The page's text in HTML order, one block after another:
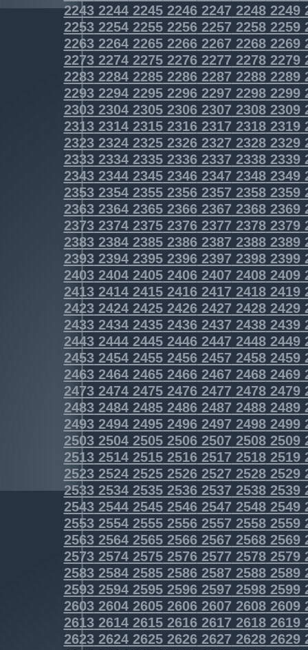
2243224422452246224722482249
2253225422552256225722582259
2263226422652266226722682269
2273227422752276227722782279
2283228422852286228722882289
2293229422952296229722982299
2303230423052306230723082309
2313231423152316231723182319
2323232423252326232723282329
2333233423352336233723382339
2343234423452346234723482349
2353235423552356235723582359
2363236423652366236723682369
2373237423752376237723782379
2383238423852386238723882389
2393239423952396239723982399
2403240424052406240724082409
2413241424152416241724182419
2423242424252426242724282429
2433243424352436243724382439
2443244424452446244724482449
2453245424552456245724582459
2463246424652466246724682469
2473247424752476247724782479
2483248424852486248724882489
2493249424952496249724982499
2503250425052506250725082509
2513251425152516251725182519
2523252425252526252725282529
2533253425352536253725382539
2543254425452546254725482549
2553255425552556255725582559
2563256425652566256725682569
2573257425752576257725782579
2583258425852586258725882589
2593259425952596259725982599
2603260426052606260726082609
2613261426152616261726182619
2623262426252626262726282629